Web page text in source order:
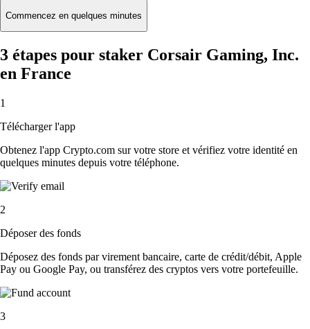
Commencez en quelques minutes
3 étapes pour staker Corsair Gaming, Inc.
en France
1
Télécharger l'app
Obtenez l'app Crypto.com sur votre store et vérifiez votre identité en
quelques minutes depuis votre téléphone.
2
Déposer des fonds
Déposez des fonds par virement bancaire, carte de crédit/débit, Apple
Pay ou Google Pay, ou transférez des cryptos vers votre portefeuille.
3